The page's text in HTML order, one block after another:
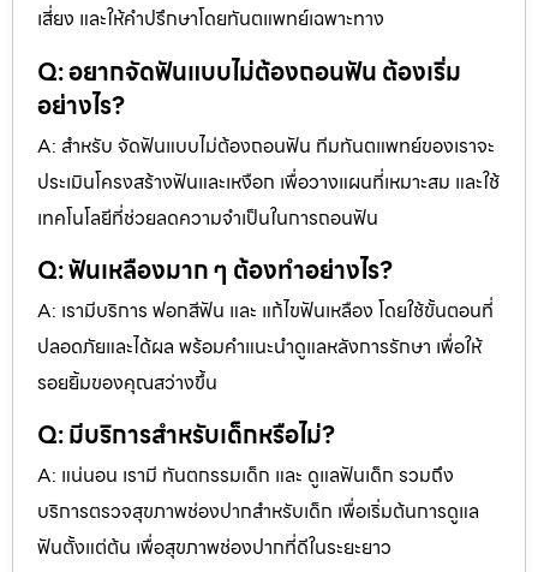
เสี่ยง และให้คำปรึกษาโดยทันตแพทย์เฉพาะทาง
Q: อยากจัดฟันแบบไม่ต้องถอนฟัน ต้องเริ่ม
อย่างไร?
A: สำหรับ จัดฟันแบบไม่ต้องถอนฟัน ทีมทันตแพทย์ของเราจะ
ประเมินโครงสร้างฟันและเหงือก เพื่อวางแผนที่เหมาะสม และใช้
เทคโนโลยีที่ช่วยลดความจำเป็นในการถอนฟัน
Q: ฟันเหลืองมาก ๆ ต้องทำอย่างไร?
A: เรามีบริการ ฟอกสีฟัน และ แก้ไขฟันเหลือง โดยใช้ขั้นตอนที่
ปลอดภัยและได้ผล พร้อมคำแนะนำดูแลหลังการรักษา เพื่อให้
รอยยิ้มของคุณสว่างขึ้น
Q: มีบริการสำหรับเด็กหรือไม่?
A: แน่นอน เรามี ทันตกรรมเด็ก และ ดูแลฟันเด็ก รวมถึง
บริการตรวจสุขภาพช่องปากสำหรับเด็ก เพื่อเริ่มต้นการดูแล
ฟันตั้งแต่ต้น เพื่อสุขภาพช่องปากที่ดีในระยะยาว